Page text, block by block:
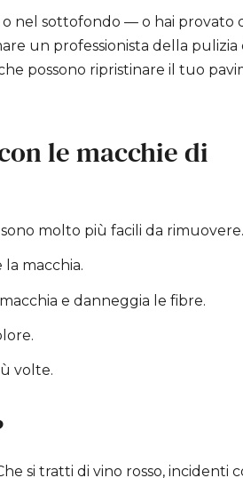
nel sottofondo — o hai provato
un professionista della pulizia
possono ripristinare il tuo
le macchie di
molto più facili da rimuovere.
macchia.
e danneggia le fibre.
volte.
si tratti di vino rosso, incidenti